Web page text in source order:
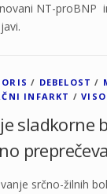
NT-proBNP
/ DEBELOST /
INFARKT /
sladkorne
srčno-žilnih